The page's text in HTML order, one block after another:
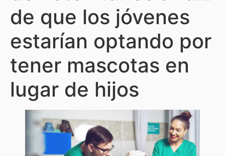
de que los jóvenes
estarían optando por
tener mascotas en
lugar de hijos